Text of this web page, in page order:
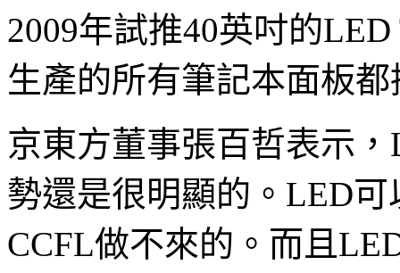
2009年試推40英吋的
生產的所有筆記本面板
京東方董事張百哲表示
勢還是很明顯的。LED
CCFL做不來的。而且